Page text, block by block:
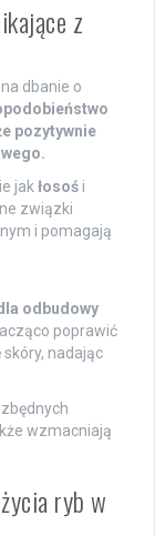
z
dbanie o
pozytywnie
jakłosoś i
związki
i pomagają
odbudowy
poprawić
nadając
wzmacniają
ryb w